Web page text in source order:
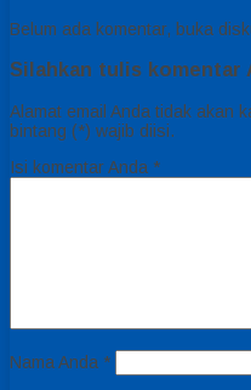
Belum ada komentar, buka
Silahkan tulis komentar
Alamat email Anda tidak akan
bintang (*) wajib diisi.
Isi komentar Anda *
Nama Anda *